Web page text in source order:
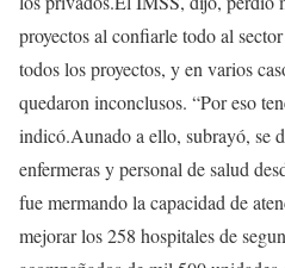
proyectos al confiarle todo al
todos los proyectos, y en varios
quedaron inconclusos. “Por eso
indicó.​​Aunado a ello, subrayó, se
enfermeras y personal de salud
fue mermando la capacidad de
mejorar los 258 hospitales de